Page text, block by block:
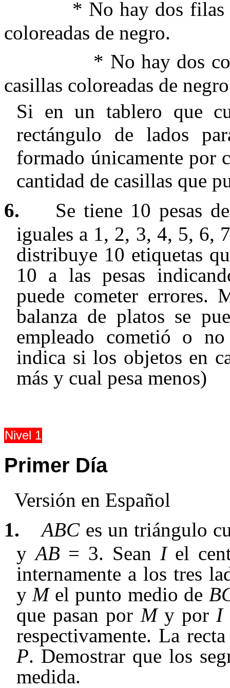
* No hay dos filas
coloreadas de negro.
* No hay dos
casillas coloreadas de
Si en un tablero que
rectángulo de lados
formado únicamente por
cantidad de casillas que
6.
Se tiene 10 pesas
iguales a 1, 2, 3, 4, 5, 6,
distribuye 10 etiquetas
10 a las pesas
puede cometer errores.
balanza de platos se
empleado cometió o
indica si los objetos en
más y cual pesa menos)
Nivel 1
Primer Día
Versión en Español
1.
ABCes un triángulo
yAB = 3. Sean Iel
internamente a los tres
yMel punto medio de
que pasan por My por I
respectivamente. La
P. Demostrar que los
medida.